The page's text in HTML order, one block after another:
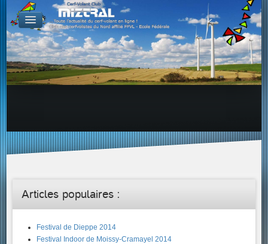
De par le monde
GALERIES
Galerie Photo
Galerie KAP
Galerie Vidéo
Proposer un lien sur votre site Web
Proposer un nouveau lien !
Articles populaires :
Festival de Dieppe 2014
Festival Indoor de Moissy-Cramayel 2014